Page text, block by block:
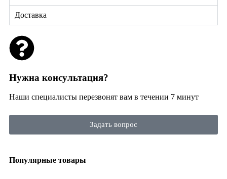
Доставка
Нужна консультация?
Наши специалисты перезвонят вам в течении 7 минут
Задать вопрос
Популярные товары